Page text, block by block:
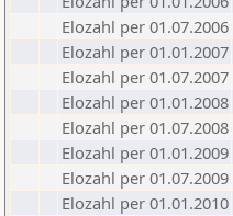
Elozahl per 01.07.2006
Elozahl per 01.01.2007
Elozahl per 01.07.2007
Elozahl per 01.01.2008
Elozahl per 01.07.2008
Elozahl per 01.01.2009
Elozahl per 01.07.2009
Elozahl per 01.01.2010